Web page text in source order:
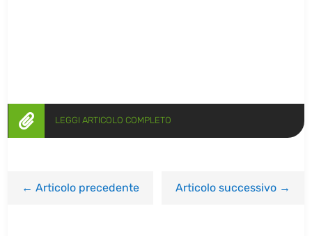
 LEGGI ARTICOLO COMPLETO
←Articolo precedente Articolo successivo→